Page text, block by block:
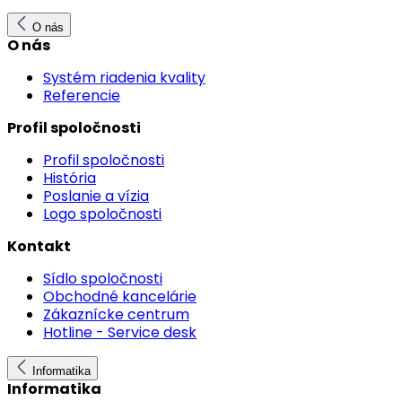
O nás
O nás
Systém riadenia kvality
Referencie
Profil spoločnosti
Profil spoločnosti
História
Poslanie a vízia
Logo spoločnosti
Kontakt
Sídlo spoločnosti
Obchodné kancelárie
Zákaznícke centrum
Hotline - Service desk
Informatika
Informatika